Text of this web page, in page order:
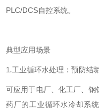
PLC/DCS自控系统。
典型应用场景
1.工业循环水处理：预防结
可应用于电厂、化工厂、钢
药厂的工业循环水冷却系